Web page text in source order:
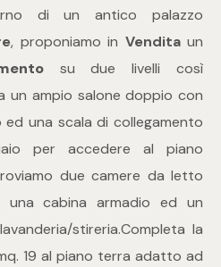
di un antico palazzo
, proponiamo in Venditaun
su due livelli così
un ampio salone doppio con
una scala di collegamento
per accedere al piano
due camere da letto
una cabina armadio ed un
stireria.Completa la
19 al piano terra adatto ad